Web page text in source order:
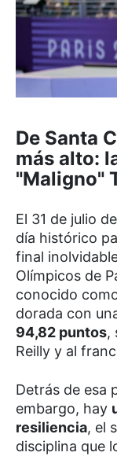
De Santa
más alto:
"Maligno"
El 31 de julio
día histórico
final
Olímpicos de
conocido
dorada con
94,82 puntos,
Reilly y al
Detrás de esa
embargo, hay
resiliencia, el
disciplina que